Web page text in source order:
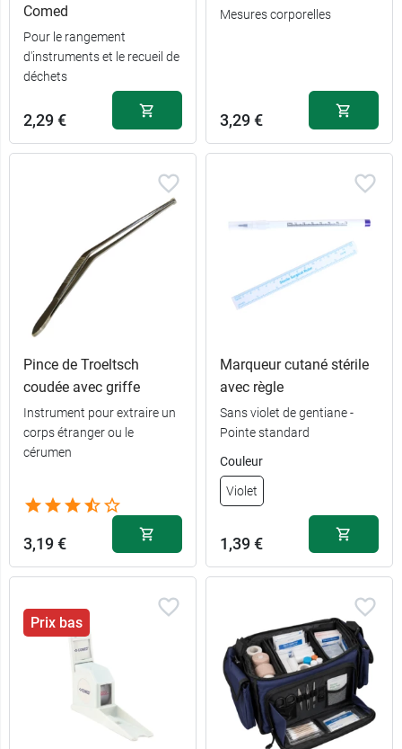
Comed
Pour le rangement
d'instruments et le recueil de
déchets
2,29 €
Mesures corporelles
3,29 €
Pince de Troeltsch
coudée avec griffe
Instrument pour extraire un
corps étranger ou le
cérumen
3,19 €
Marqueur cutané stérile
avec règle
Sans violet de gentiane -
Pointe standard
Couleur
Violet
1,39 €
Prix bas